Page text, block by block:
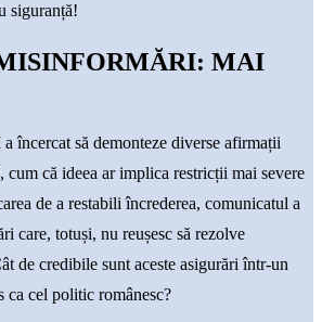
siguranță!
MAI
încercat să demonteze diverse afirmații
cum că ideea ar implica restricții mai severe
de a restabili încrederea, comunicatul a
care, totuși, nu reușesc să rezolve
de credibile sunt aceste asigurări într-un
ca cel politic românesc?